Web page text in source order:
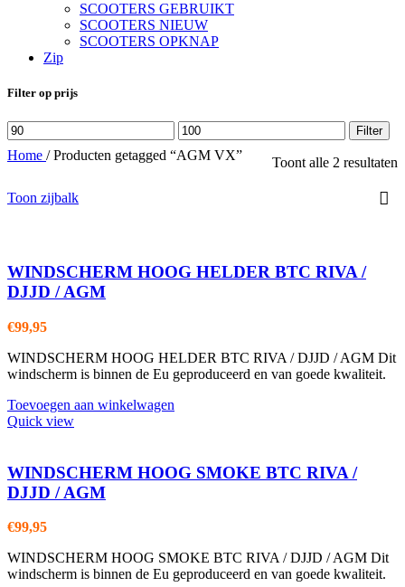
SCOOTERS GEBRUIKT
SCOOTERS NIEUW
SCOOTERS OPKNAP
Zip
Filter op prijs
Min.
prijs
Max.
prijs
Filter
Home / Producten getagged “AGM VX” Toont alle 2 resultaten
Toon zijbalk
WINDSCHERM HOOG HELDER BTC RIVA /
DJJD / AGM
€99,95
WINDSCHERM HOOG HELDER BTC RIVA / DJJD / AGM Dit
windscherm is binnen de Eu geproduceerd en van goede kwaliteit.
Toevoegen aan winkelwagen
Quick view
WINDSCHERM HOOG SMOKE BTC RIVA /
DJJD / AGM
€99,95
WINDSCHERM HOOG SMOKE BTC RIVA / DJJD / AGM Dit
windscherm is binnen de Eu geproduceerd en van goede kwaliteit.